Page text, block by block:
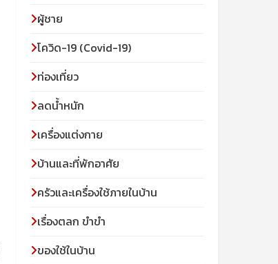
ผู้ชาย
โควิด-19 (Covid-19)
ท่องเที่ยว
ลดน้ำหนัก
เครื่องแต่งกาย
บ้านและที่พักอาศัย
ครัวและเครื่องใช้ภายในบ้าน
เรื่องตลก ขำขำ
ของใช้ในบ้าน